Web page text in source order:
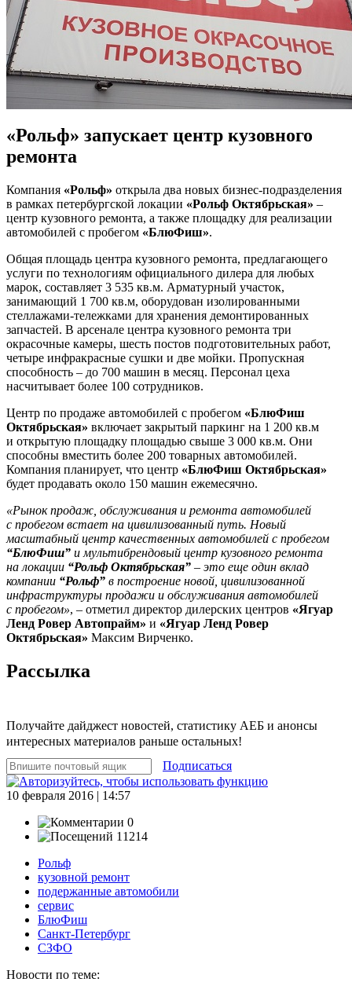
«Рольф» запускает центр кузовного
ремонта
Компания «Рольф» открыла два новых бизнес-подразделения
в рамках петербургской локации «Рольф Октябрьская» –
центр кузовного ремонта, а также площадку для реализации
автомобилей с пробегом «БлюФиш».
Общая площадь центра кузовного ремонта, предлагающего
услуги по технологиям официального дилера для любых
марок, составляет 3 535 кв.м. Арматурный участок,
занимающий 1 700 кв.м, оборудован изолированными
стеллажами-тележками для хранения демонтированных
запчастей. В арсенале центра кузовного ремонта три
окрасочные камеры, шесть постов подготовительных работ,
четыре инфракрасные сушки и две мойки. Пропускная
способность – до 700 машин в месяц. Персонал цеха
насчитывает более 100 сотрудников.
Центр по продаже автомобилей с пробегом «БлюФиш
Октябрьская» включает закрытый паркинг на 1 200 кв.м
и открытую площадку площадью свыше 3 000 кв.м. Они
способны вместить более 200 товарных автомобилей.
Компания планирует, что центр «БлюФиш Октябрьская»
будет продавать около 150 машин ежемесячно.
«Рынок продаж, обслуживания и ремонта автомобилей
с пробегом встает на цивилизованный путь. Новый
масштабный центр качественных автомобилей с пробегом
“БлюФиш” и мультибрендовый центр кузовного ремонта
на локации “Рольф Октябрьская” – это еще один вклад
компании “Рольф” в построение новой, цивилизованной
инфраструктуры продажи и обслуживания автомобилей
с пробегом», – отметил директор дилерских центров «Ягуар
Ленд Ровер Автопрайм» и «Ягуар Ленд Ровер
Октябрьская» Максим Вирченко.
Рассылка
Получайте дайджест новостей, статистику АЕБ и анонсы
интересных материалов раньше остальных!
Подписаться
10 февраля 2016 | 14:57
0
11214
Рольф
кузовной ремонт
подержанные автомобили
сервис
БлюФиш
Санкт-Петербург
СЗФО
Новости по теме: